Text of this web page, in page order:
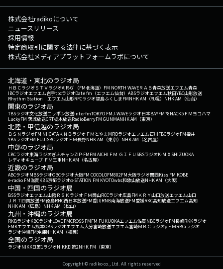
株式会社radikoについて
ニュースリリース
採用情報
特定商取引に関する法律に基づく表示
株式会社メディアプラットフォームラボについて
北海道・東北のラジオ局
ＨＢＣラジオＳＴＶラジオAIR-G'（FM北海道） FM NORTH WAVEＲＡＢ青森放送エフエム青森
IBCラジオエフエム岩手tbcラジオDate fm（エフエム仙台） ABSラジオエフエム秋田YBC山形放送
Rhythm Station エフエム山形RFCラジオ福島ふくしまFMNHK AM（札幌） NHK AM（仙台）
関東のラジオ局
TBSラジオ文化放送ニッポン放送interfmTOKYO FMJ-WAVEラジオ日本BAYFM78NACK5 ＦＭヨコハマ
LuckyFM 茨城放送CRT栃木放送RadioBerryFM GUNMANHK AM（東京）
北陸・甲信越のラジオ局
ＢＳＮラジオFM NIIGATAＫＮＢラジオ ＦＭとやまMROラジオエフエム石川FBCラジオFM福井
YBSラジオFM FUJISBCラジオ ＦＭ長野NHK AM（東京） NHK AM（名古屋）
中部のラジオ局
CBCラジオ東海ラジオぎふチャンZIP-FMFM AICHI ＦＭ ＧＩＦＵ SBSラジオK-MIX SHIZUOKA
レディオキューブ ＦＭ三重NHK AM（名古屋）
近畿のラジオ局
ABCラジオMBSラジオOBCラジオ大阪FM COCOLOFM802FM大阪ラジオ関西Kiss FM KOBE
e-radio FM滋賀KBS京都ラジオα-STATION FM KYOTOwbs和歌山放送NHK AM（大阪）
中国・四国のラジオ局
BSSラジオエフエム山陰ＲＳＫラジオ ＦＭ岡山RCCラジオ広島FM ＫＲＹ山口放送エフエム山口
ＪＲＴ四国放送FM徳島RNC西日本放送FM香川RNB南海放送FM愛媛RKC高知放送エフエム高知
NHK AM（広島） NHK AM（松山）
九州・沖縄のラジオ局
RKBラジオKBCラジオLOVE FMCROSS FMFM FUKUOKAエフエム佐賀NBCラジオFM長崎RKKラジオ
FMKエフエム熊本OBSラジオエフエム大分宮崎放送エフエム宮崎ＭＢＣラジオμＦＭRBCiラジオ
ラジオ沖縄FM沖縄NHK AM（福岡）
全国のラジオ局
ラジオNIKKEI第1ラジオNIKKEI第2NHK FM（東京）
Copyright © radiko co., Ltd. All rights reserved